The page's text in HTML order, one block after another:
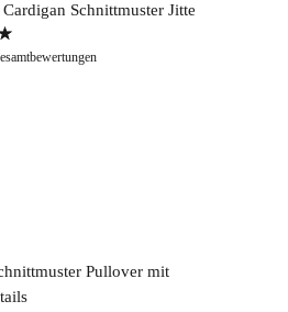
Schnittmuster Jitte
Pullover mit